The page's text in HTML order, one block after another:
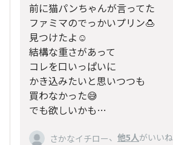
前に猫パンちゃんが言ってた
ファミマのでっかいプリン🍮
見つけたよ☺️
結構な重さがあって
コレを口いっぱいに
かき込みたいと思いつつも
買わなかった😅
でも欲しいかも…
さかなイチロー、 他5人がいいね